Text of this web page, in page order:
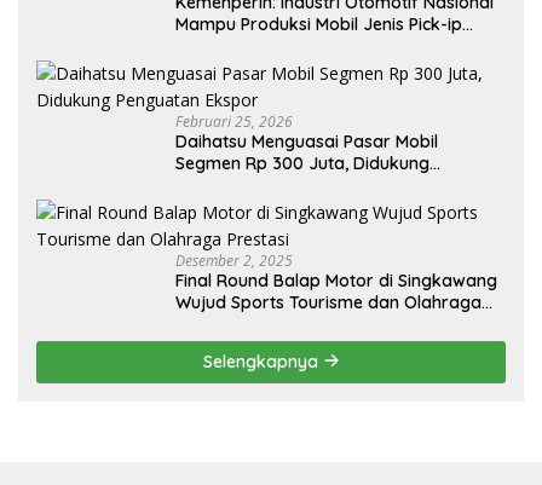
Mampu Produksi Mobil Jenis Pick-ip
Februari 25, 2026
Daihatsu Menguasai Pasar Mobil
Segmen Rp 300 Juta, Didukung
Desember 2, 2025
Final Round Balap Motor di Singkawang
Wujud Sports Tourisme dan Olahraga
Selengkapnya